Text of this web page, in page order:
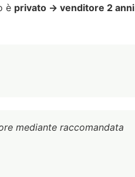
è privato → venditore 2 anni
mediante raccomandata